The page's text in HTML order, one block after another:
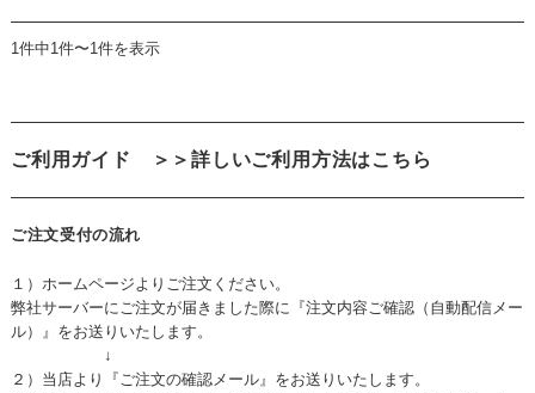
1件中1件〜1件を表示
ご利用ガイド ＞＞詳しいご利用方法はこちら
ご注文受付の流れ
１）ホームページよりご注文ください。
弊社サーバーにご注文が届きました際に『注文内容ご確認（自動配信メー
ル）』をお送りいたします。
↓
２）当店より『ご注文の確認メール』をお送りいたします。